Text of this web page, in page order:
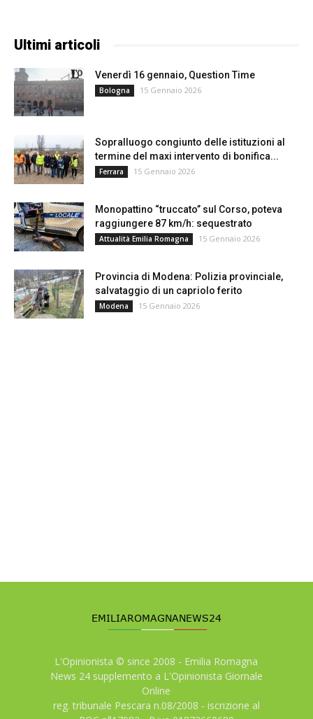
Ultimi articoli
Venerdì 16 gennaio, Question Time
Bologna 15 Gennaio 2026
Sopralluogo congiunto delle istituzioni al
termine del maxi intervento di bonifica...
Ferrara 15 Gennaio 2026
Monopattino “truccato” sul Corso, poteva
raggiungere 87 km/h: sequestrato
Attualità Emilia Romagna 15 Gennaio 2026
Provincia di Modena: Polizia provinciale,
salvataggio di un capriolo ferito
Modena 15 Gennaio 2026
L'Opinionista © since 2008 - Emilia Romagna
News 24 supplemento a L'Opinionista Giornale
Online
reg. tribunale Pescara n.08/2008 - iscrizione al